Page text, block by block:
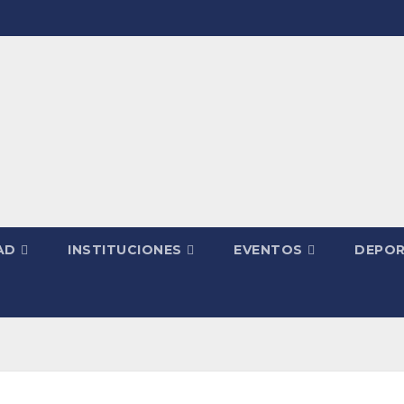
INSTITUCIONES EVENTOS